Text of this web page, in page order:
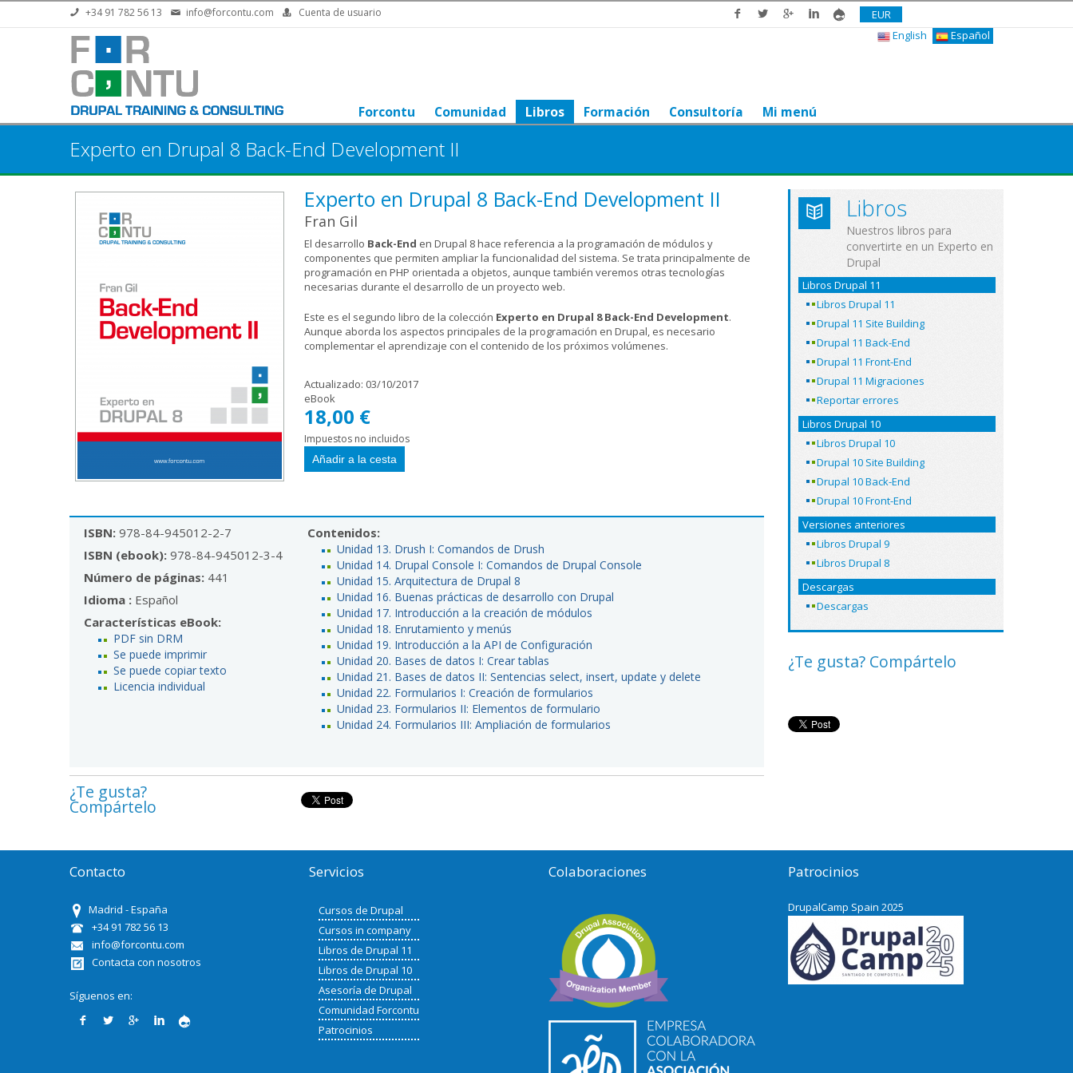
Pasar al contenido principal
+34 91 782 56 13 info@forcontu.com Cuenta de usuario
EUR
English
Español
Forcontu Comunidad Libros Formación Consultoría Mi menú
Experto en Drupal 8 Back-End Development II
Experto en Drupal 8 Back-End Development II
Fran Gil
El desarrollo Back-End en Drupal 8 hace referencia a la programación de módulos y
componentes que permiten ampliar la funcionalidad del sistema. Se trata principalmente de
programación en PHP orientada a objetos, aunque también veremos otras tecnologías
necesarias durante el desarrollo de un proyecto web.
Este es el segundo libro de la colección Experto en Drupal 8 Back-End Development.
Aunque aborda los aspectos principales de la programación en Drupal, es necesario
complementar el aprendizaje con el contenido de los próximos volúmenes.
Actualizado: 03/10/2017
eBook
18,00 €
Impuestos no incluidos
ISBN: 978-84-945012-2-7
ISBN (ebook): 978-84-945012-3-4
Número de páginas: 441
Idioma : Español
Características eBook:
PDF sin DRM
Se puede imprimir
Se puede copiar texto
Licencia individual
Contenidos:
Unidad 13. Drush I: Comandos de Drush
Unidad 14. Drupal Console I: Comandos de Drupal Console
Unidad 15. Arquitectura de Drupal 8
Unidad 16. Buenas prácticas de desarrollo con Drupal
Unidad 17. Introducción a la creación de módulos
Unidad 18. Enrutamiento y menús
Unidad 19. Introducción a la API de Configuración
Unidad 20. Bases de datos I: Crear tablas
Unidad 21. Bases de datos II: Sentencias select, insert, update y delete
Unidad 22. Formularios I: Creación de formularios
Unidad 23. Formularios II: Elementos de formulario
Unidad 24. Formularios III: Ampliación de formularios
¿Te gusta?
Compártelo
Libros
Nuestros libros para
convertirte en un Experto en
Drupal
Libros Drupal 11
Libros Drupal 11
Drupal 11 Site Building
Drupal 11 Back-End
Drupal 11 Front-End
Drupal 11 Migraciones
Reportar errores
Libros Drupal 10
Libros Drupal 10
Drupal 10 Site Building
Drupal 10 Back-End
Drupal 10 Front-End
Versiones anteriores
Libros Drupal 9
Libros Drupal 8
Descargas
Descargas
¿Te gusta? Compártelo
Contacto
Madrid - España
+34 91 782 56 13
info@forcontu.com
Contacta con nosotros
Síguenos en:
Servicios
Cursos de Drupal
Cursos in company
Libros de Drupal 11
Libros de Drupal 10
Asesoría de Drupal
Comunidad Forcontu
Patrocinios
Colaboraciones Patrocinios
DrupalCamp Spain 2025